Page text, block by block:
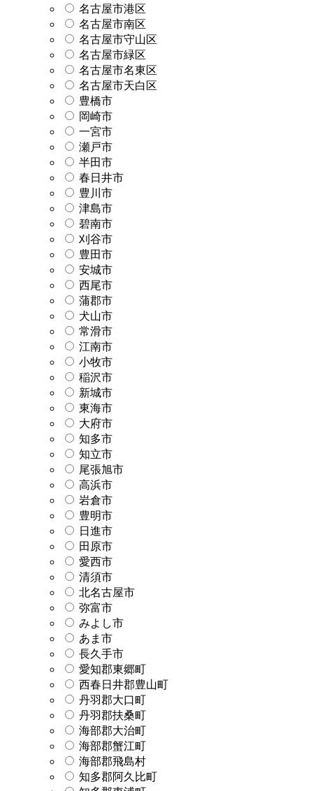
名古屋市港区
名古屋市南区
名古屋市守山区
名古屋市緑区
名古屋市名東区
名古屋市天白区
豊橋市
岡崎市
一宮市
瀬戸市
半田市
春日井市
豊川市
津島市
碧南市
刈谷市
豊田市
安城市
西尾市
蒲郡市
犬山市
常滑市
江南市
小牧市
稲沢市
新城市
東海市
大府市
知多市
知立市
尾張旭市
高浜市
岩倉市
豊明市
日進市
田原市
愛西市
清須市
北名古屋市
弥富市
みよし市
あま市
長久手市
愛知郡東郷町
西春日井郡豊山町
丹羽郡大口町
丹羽郡扶桑町
海部郡大治町
海部郡蟹江町
海部郡飛島村
知多郡阿久比町